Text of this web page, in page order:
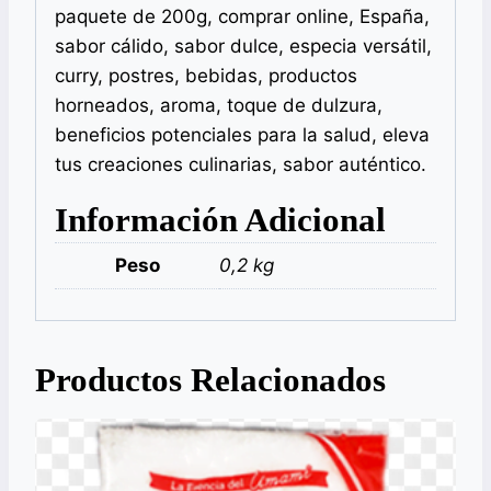
paquete de 200g, comprar online, España,
sabor cálido, sabor dulce, especia versátil,
curry, postres, bebidas, productos
horneados, aroma, toque de dulzura,
beneficios potenciales para la salud, eleva
tus creaciones culinarias, sabor auténtico.
Información Adicional
Peso 0,2 kg
Productos Relacionados